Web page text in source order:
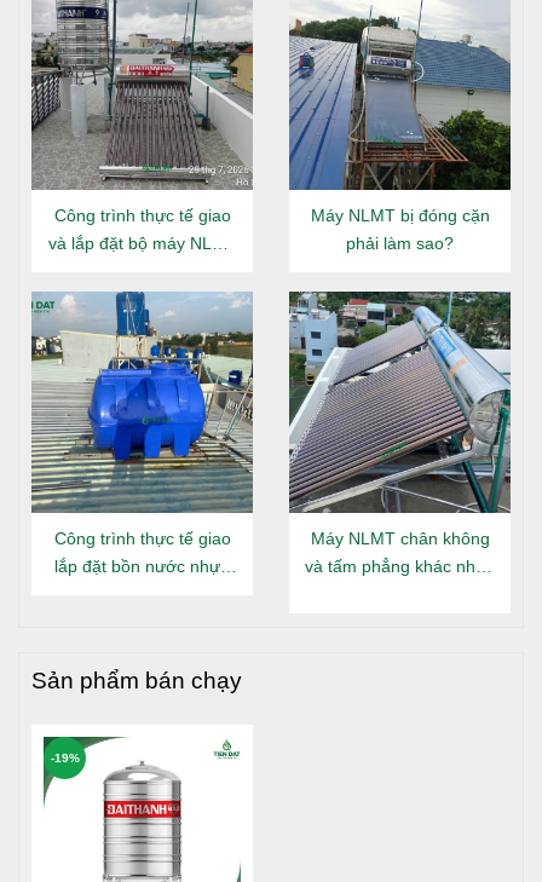
Công trình thực tế giao
và lắp đặt bộ máy NLMT
Đông Hưng Thuận
Máy NLMT bị đóng cặn
phải làm sao?
Công trình thực tế giao
lắp đặt bồn nước nhựa
Máy NLMT chân không
và tấm phẳng khác nhau
Sản phẩm bán chạy
-19%